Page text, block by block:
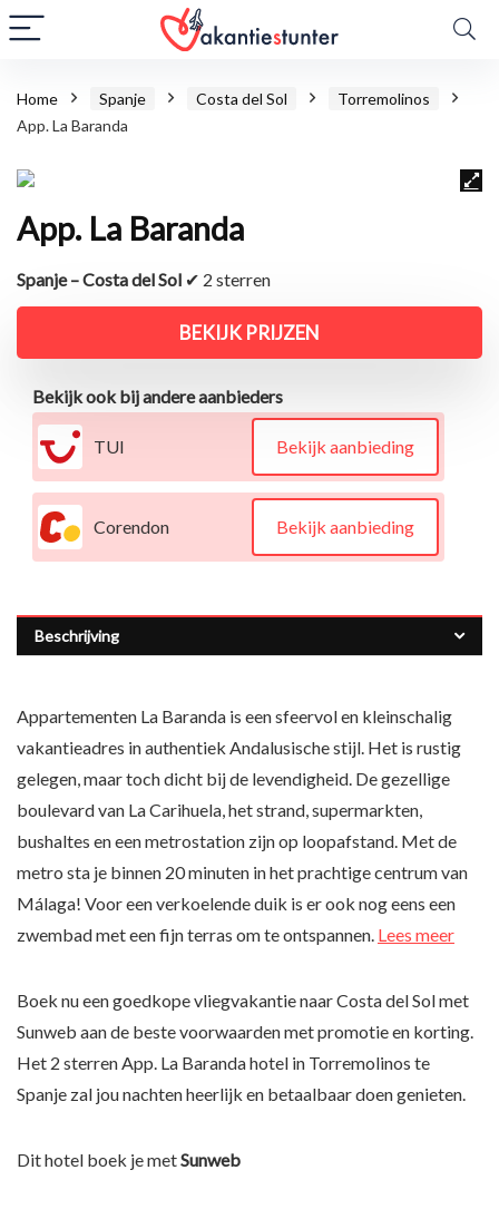
Home Spanje Costa del Sol
Torremolinos
App. La Baranda
App. La Baranda
Spanje – Costa del Sol ✔ 2 sterren
BEKIJK PRIJZEN
Bekijk ook bij andere aanbieders
TUI Bekijk aanbieding
Corendon Bekijk aanbieding
Beschrijving
Appartementen La Baranda is een sfeervol en kleinschalig
vakantieadres in authentiek Andalusische stijl. Het is rustig
gelegen, maar toch dicht bij de levendigheid. De gezellige
boulevard van La Carihuela, het strand, supermarkten,
bushaltes en een metrostation zijn op loopafstand. Met de
metro sta je binnen 20 minuten in het prachtige centrum van
Málaga! Voor een verkoelende duik is er ook nog eens een
zwembad met een fijn terras om te ontspannen. Lees meer
Boek nu een goedkope vliegvakantie naar Costa del Sol met
Sunweb aan de beste voorwaarden met promotie en korting.
Het 2 sterren App. La Baranda hotel in Torremolinos te
Spanje zal jou nachten heerlijk en betaalbaar doen genieten.
Dit hotel boek je metSunweb